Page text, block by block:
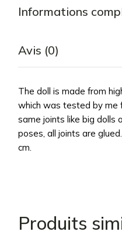
Informations
Avis (0)
The doll is made from
which was tested by me
same joints like big dolls
poses, all joints are
cm.
Produits